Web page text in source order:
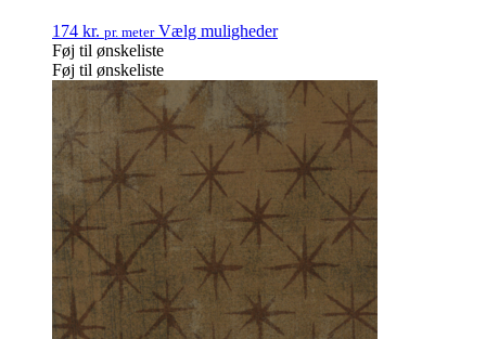
174 kr. pr. meter Vælg muligheder
Føj til ønskeliste
Føj til ønskeliste